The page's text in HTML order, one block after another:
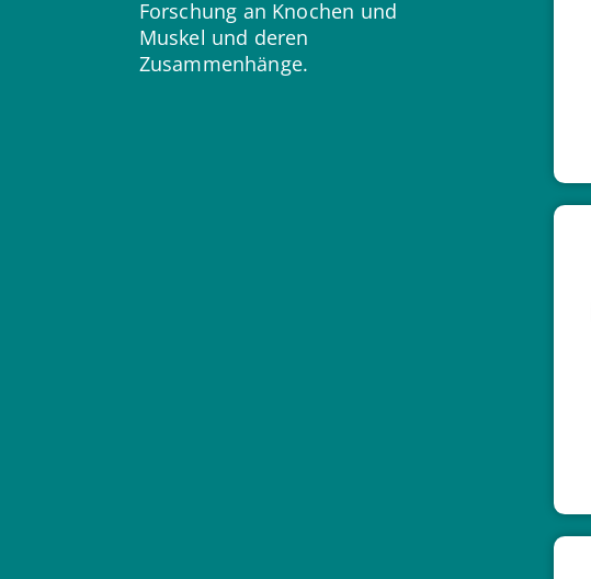
Forschung an Knochen und
Muskel und deren
Zusammenhänge.